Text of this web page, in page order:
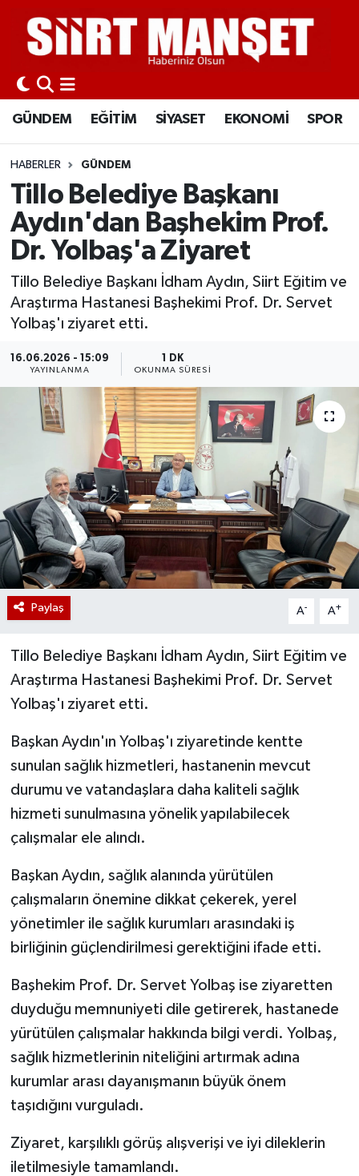
GÜNDEM EĞİTİM SİYASET EKONOMİ SPOR
HABERLER GÜNDEM
Tillo Belediye Başkanı
Aydın'dan Başhekim Prof.
Dr. Yolbaş'a Ziyaret
Tillo Belediye Başkanı İdham Aydın, Siirt Eğitim ve
Araştırma Hastanesi Başhekimi Prof. Dr. Servet
Yolbaş'ı ziyaret etti.
16.06.2026 - 15:09
YAYINLANMA
1 DK
OKUNMA SÜRESI
Paylaş A- A+
Tillo Belediye Başkanı İdham Aydın, Siirt Eğitim ve
Araştırma Hastanesi Başhekimi Prof. Dr. Servet
Yolbaş'ı ziyaret etti.
Başkan Aydın'ın Yolbaş'ı ziyaretinde kentte
sunulan sağlık hizmetleri, hastanenin mevcut
durumu ve vatandaşlara daha kaliteli sağlık
hizmeti sunulmasına yönelik yapılabilecek
çalışmalar ele alındı.
Başkan Aydın, sağlık alanında yürütülen
çalışmaların önemine dikkat çekerek, yerel
yönetimler ile sağlık kurumları arasındaki iş
birliğinin güçlendirilmesi gerektiğini ifade etti.
Başhekim Prof. Dr. Servet Yolbaş ise ziyaretten
duyduğu memnuniyeti dile getirerek, hastanede
yürütülen çalışmalar hakkında bilgi verdi. Yolbaş,
sağlık hizmetlerinin niteliğini artırmak adına
kurumlar arası dayanışmanın büyük önem
taşıdığını vurguladı.
Ziyaret, karşılıklı görüş alışverişi ve iyi dileklerin
iletilmesiyle tamamlandı.
GÜNDEM
EĞİTİM
SİYASET
EKONOMİ
SPOR
KÜLTÜR-SANAT
Siirt Nöbetçi Eczaneler
Siirt Hava Durumu
Siirt Namaz Vakitleri
Siirt Trafik Yoğunluk Haritası
Süper Lig Puan Durumu ve Fikstür
Tüm Manşetler
Son Dakika Haberleri